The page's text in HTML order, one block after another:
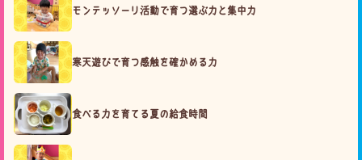
モンテッソーリ活動で育つ選ぶ力と集中力
寒天遊びで育つ感触を確かめる力
食べる力を育てる夏の給食時間